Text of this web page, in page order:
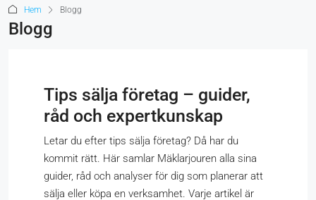
Hem Blogg
Blogg
Tips sälja företag – guider,
råd och expertkunskap
Letar du efter tips sälja företag? Då har du
kommit rätt. Här samlar Mäklarjouren alla sina
guider, råd och analyser för dig som planerar att
sälja eller köpa en verksamhet. Varje artikel är